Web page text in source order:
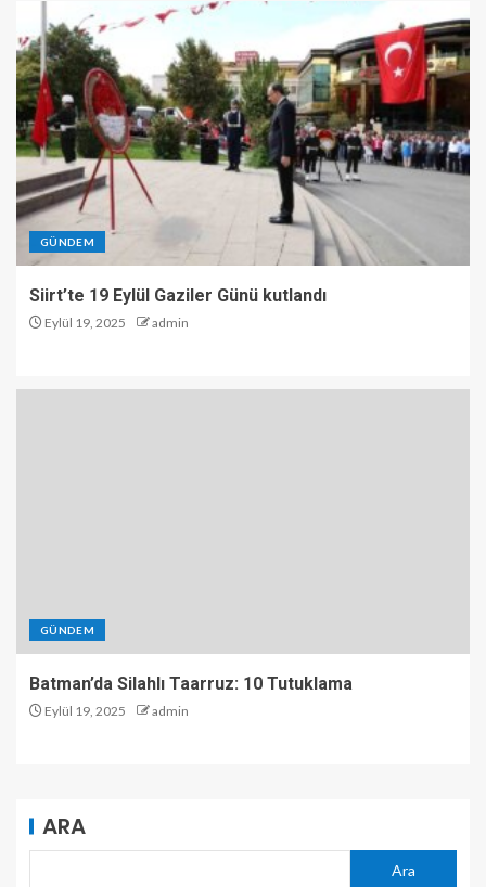
GÜNDEM
Siirt’te 19 Eylül Gaziler Günü kutlandı
Eylül 19, 2025 admin
GÜNDEM
Batman’da Silahlı Taarruz: 10 Tutuklama
Eylül 19, 2025 admin
ARA
Ara